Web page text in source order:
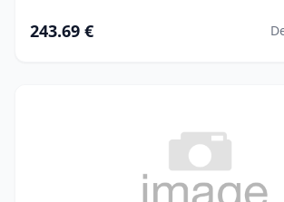
243.69 €